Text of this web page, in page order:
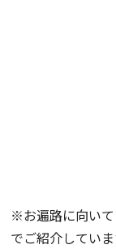
※お遍路に向い
でご紹介してい